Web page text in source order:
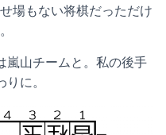
場もない将棋だっただけ
山チームと。私の後手
に。